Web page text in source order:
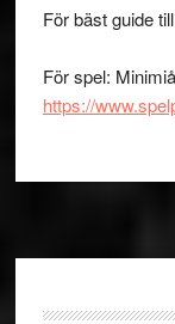
För bäst guide
För spel:
https://